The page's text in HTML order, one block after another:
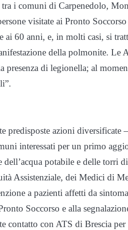
i comuni di Carpenedolo,
visitate ai Pronto
ai 60 anni, e, in molti casi, si
della polmonite. Le
di legionella; al
predisposte azioni diversificate
interessati per un primo
potabile e delle torri
Assistenziale, dei Medici di
a pazienti affetti da
Soccorso e alla
contatto con ATS di Brescia